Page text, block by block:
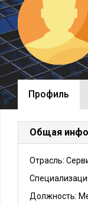
Профиль
Общая
Отрасль:
Должность: